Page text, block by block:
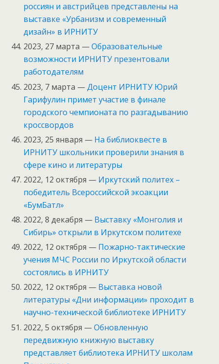
россиян и австрийцев представлены на
выставке «Урбанизм и современный
дизайн» в ИРНИТУ
2023, 27 марта —Образовательные
возможности ИРНИТУ презентовали
работодателям
2023, 7 марта —Доцент ИРНИТУ Юрий
Гарифулин примет участие в финале
городского чемпионата по разгадыванию
кроссвордов
2023, 25 января — На библиоквесте в
ИРНИТУ школьники проверили знания в
сфере кино и литературы
2022, 12 октября — Иркутский политех –
победитель Всероссийской экоакции
«БумБатл»
2022, 8 декабря — Выставку «Монголия и
Сибирь» открыли в Иркутском политехе
2022, 12 октября — Пожарно-тактические
учения МЧС России по Иркутской области
состоялись в ИРНИТУ
2022, 12 октября — Выставка новой
литературы «Дни информации» проходит в
научно-технической библиотеке ИРНИТУ
2022, 5 октября —Обновленную
передвижную книжную выставку
представляет библиотека ИРНИТУ школам